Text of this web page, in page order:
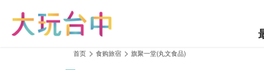
首页 食购旅宿 旗聚一堂(丸文食品)